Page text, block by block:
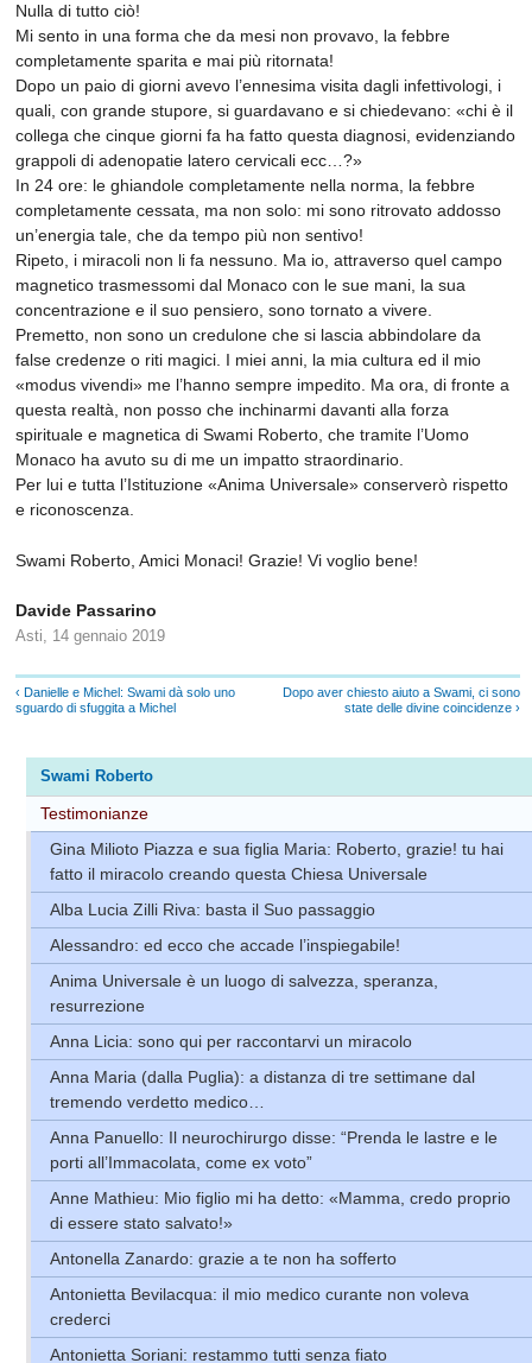
Nulla di tutto ciò!
Mi sento in una forma che da mesi non provavo, la febbre
completamente sparita e mai più ritornata!
Dopo un paio di giorni avevo l’ennesima visita dagli infettivologi, i
quali, con grande stupore, si guardavano e si chiedevano: «chi è il
collega che cinque giorni fa ha fatto questa diagnosi, evidenziando
grappoli di adenopatie latero cervicali ecc…?»
In 24 ore: le ghiandole completamente nella norma, la febbre
completamente cessata, ma non solo: mi sono ritrovato addosso
un’energia tale, che da tempo più non sentivo!
Ripeto, i miracoli non li fa nessuno. Ma io, attraverso quel campo
magnetico trasmessomi dal Monaco con le sue mani, la sua
concentrazione e il suo pensiero, sono tornato a vivere.
Premetto, non sono un credulone che si lascia abbindolare da
false credenze o riti magici. I miei anni, la mia cultura ed il mio
«modus vivendi» me l’hanno sempre impedito. Ma ora, di fronte a
questa realtà, non posso che inchinarmi davanti alla forza
spirituale e magnetica di Swami Roberto, che tramite l’Uomo
Monaco ha avuto su di me un impatto straordinario.
Per lui e tutta l’Istituzione «Anima Universale» conserverò rispetto
e riconoscenza.
Swami Roberto, Amici Monaci! Grazie! Vi voglio bene!
Davide Passarino
Asti, 14 gennaio 2019
‹ Danielle e Michel: Swami dà solo uno
sguardo di sfuggita a Michel
Dopo aver chiesto aiuto a Swami, ci sono
state delle divine coincidenze ›
Swami Roberto
Testimonianze
Gina Milioto Piazza e sua figlia Maria: Roberto, grazie! tu hai
fatto il miracolo creando questa Chiesa Universale
Alba Lucia Zilli Riva: basta il Suo passaggio
Alessandro: ed ecco che accade l’inspiegabile!
Anima Universale è un luogo di salvezza, speranza,
resurrezione
Anna Licia: sono qui per raccontarvi un miracolo
Anna Maria (dalla Puglia): a distanza di tre settimane dal
tremendo verdetto medico…
Anna Panuello: Il neurochirurgo disse: “Prenda le lastre e le
porti all’Immacolata, come ex voto”
Anne Mathieu: Mio figlio mi ha detto: «Mamma, credo proprio
di essere stato salvato!»
Antonella Zanardo: grazie a te non ha sofferto
Antonietta Bevilacqua: il mio medico curante non voleva
crederci
Antonietta Soriani: restammo tutti senza fiato